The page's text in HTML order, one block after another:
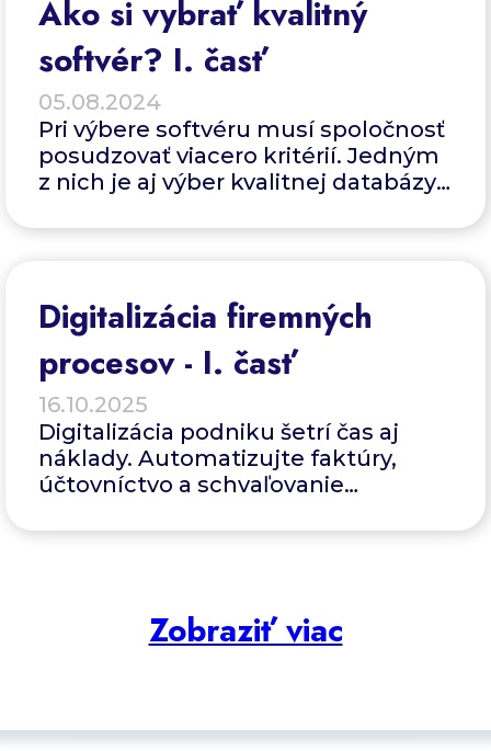
Ako si vybrať kvalitný
softvér? I. časť
05.08.2024
Pri výbere softvéru musí spoločnosť
posudzovať viacero kritérií. Jedným
z nich je aj výber kvalitnej databázy.
databázy posúdiť sa dozviete
Digitalizácia firemných
procesov - I. časť
16.10.2025
Digitalizácia podniku šetrí čas aj
náklady. Automatizujte faktúry,
účtovníctvo a schvaľovanie
Zobraziť viac